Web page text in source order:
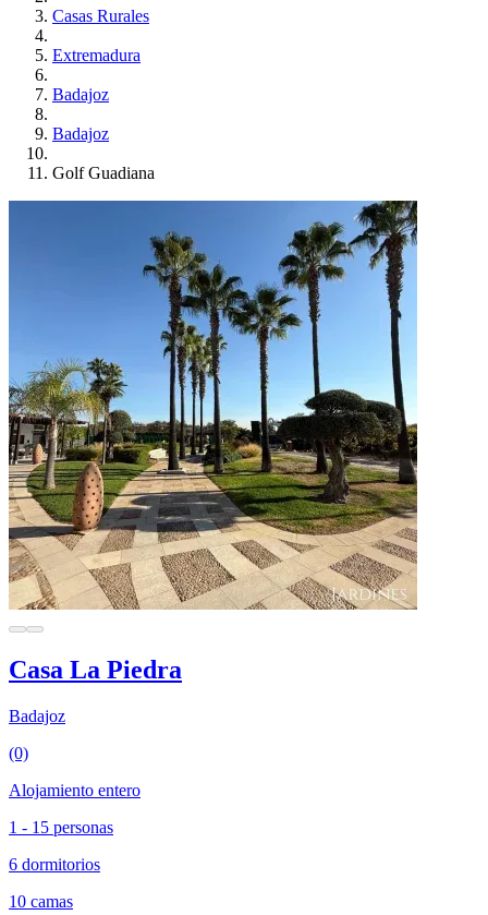
Casas Rurales
Extremadura
Badajoz
Badajoz
Golf Guadiana
Casa La Piedra
Badajoz
(0)
Alojamiento entero
1 - 15 personas
6 dormitorios
10 camas